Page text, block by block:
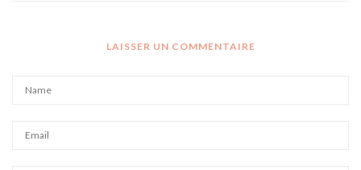
LAISSER UN COMMENTAIRE